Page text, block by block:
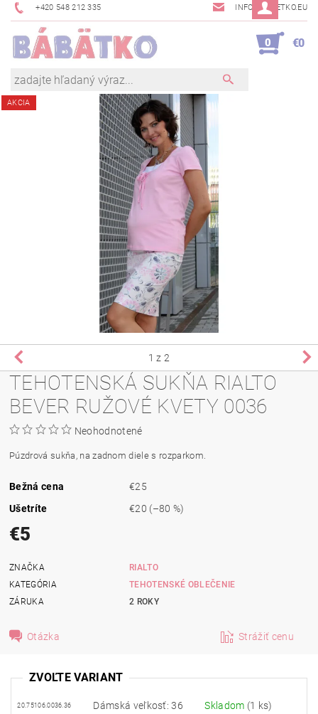
+420 548 212 335 INFO@BABETKO.EU
0 €0
AKCIA
1 z 2
TEHOTENSKÁ SUKŇA RIALTO
BEVER RUŽOVÉ KVETY 0036
Neohodnotené
Púzdrová sukňa, na zadnom diele s rozparkom.
Bežná cena
€25
Ušetríte
€20 (–80 %)
€5
ZNAČKA
RIALTO
KATEGÓRIA
TEHOTENSKÉ OBLEČENIE
ZÁRUKA
2 ROKY
Otázka Strážiť cenu
ZVOĽTE VARIANT
20.75106.0036.36 Dámská veľkosť: 36 Skladom (1 ks)